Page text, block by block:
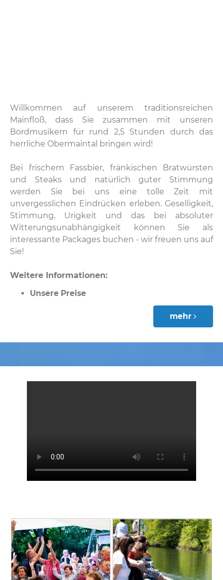
Willkommen auf unserem traditionsreichen
Mainfloß, dass Sie zusammen mit unseren
Bordmusikern für rund 2,5 Stunden durch das
herrliche Obermaintal bringen wird!
Bei frischem Fassbier, fränkischen Bratwürsten
und Steaks und natürlich guter Stimmung
werden Sie bei uns eine tolle Zeit mit
unvergesslichen Eindrücken erleben. Geselligkeit,
Stimmung, Urigkeit und das bei absoluter
Witterungsunabhängigkeit können Sie als
interessante Packages buchen - wir freuen uns auf
Sie!
Weitere Informationen:
Unsere Preise
mehr